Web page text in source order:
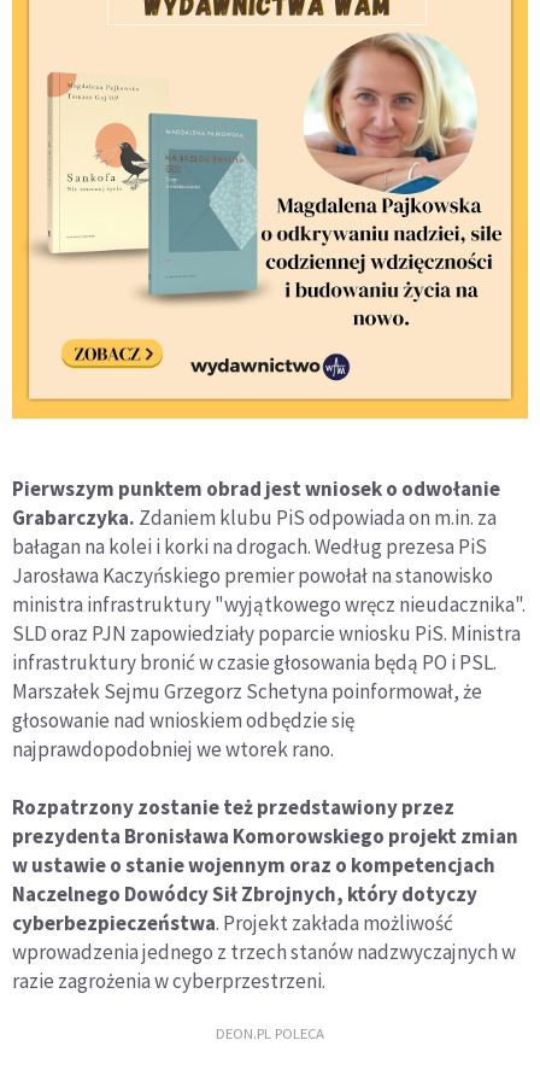
Pierwszym punktem obrad jest wniosek o odwołanie
Grabarczyka. Zdaniem klubu PiS odpowiada on m.in. za
bałagan na kolei i korki na drogach. Według prezesa PiS
Jarosława Kaczyńskiego premier powołał na stanowisko
ministra infrastruktury "wyjątkowego wręcz nieudacznika".
SLD oraz PJN zapowiedziały poparcie wniosku PiS. Ministra
infrastruktury bronić w czasie głosowania będą PO i PSL.
Marszałek Sejmu Grzegorz Schetyna poinformował, że
głosowanie nad wnioskiem odbędzie się
najprawdopodobniej we wtorek rano.
Rozpatrzony zostanie też przedstawiony przez
prezydenta Bronisława Komorowskiego projekt zmian
w ustawie o stanie wojennym oraz o kompetencjach
Naczelnego Dowódcy Sił Zbrojnych, który dotyczy
cyberbezpieczeństwa. Projekt zakłada możliwość
wprowadzenia jednego z trzech stanów nadzwyczajnych w
razie zagrożenia w cyberprzestrzeni.
DEON.PL POLECA